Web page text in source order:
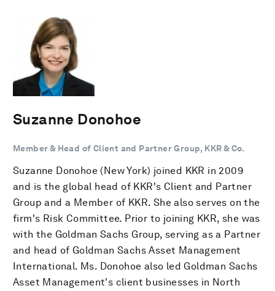
Suzanne Donohoe
Member & Head of Client and Partner Group, KKR & Co.
Suzanne Donohoe (New York) joined KKR in 2009
and is the global head of KKR's Client and Partner
Group and a Member of KKR. She also serves on the
firm's Risk Committee. Prior to joining KKR, she was
with the Goldman Sachs Group, serving as a Partner
and head of Goldman Sachs Asset Management
International. Ms. Donohoe also led Goldman Sachs
Asset Management's client businesses in North